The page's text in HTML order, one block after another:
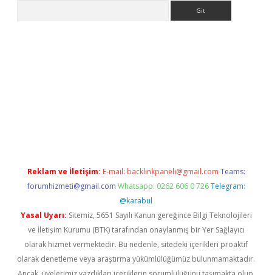
Reklam ve İletişim: E-mail: backlinkpaneli@gmail.com Teams:
forumhizmeti@gmail.com Whatsapp: 0262 606 0 726 Telegram:
@karabul
Yasal Uyarı: Sitemiz, 5651 Sayılı Kanun gereğince Bilgi Teknolojileri
ve İletişim Kurumu (BTK) tarafından onaylanmış bir Yer Sağlayıcı
olarak hizmet vermektedir. Bu nedenle, sitedeki içerikleri proaktif
olarak denetleme veya araştırma yükümlülüğümüz bulunmamaktadır.